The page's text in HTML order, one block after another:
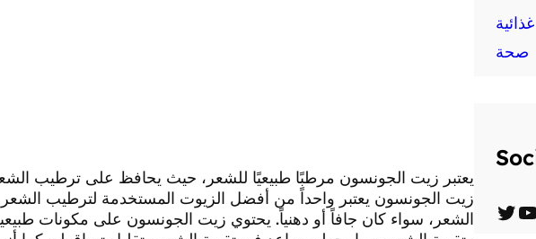
يعتبر زيت الجونسون مرطبًا طبيعيًا للشعر، حيث يحافظ على ترطيب
زيت الجونسون يعتبر واحداً من أفضل الزيوت المستخدمة لترطيب الشعر
الشعر، سواء كان جافاً أو دهنياً. يحتوي زيت الجونسون على مكونات
صحة
T Y